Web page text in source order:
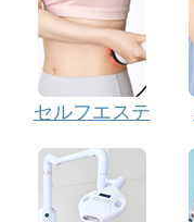
セルフエステ